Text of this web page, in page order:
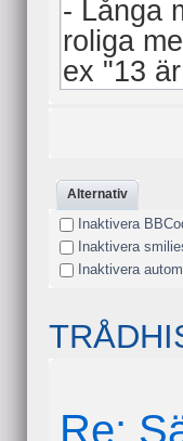
Alternativ
Inaktivera
Inaktivera
Inaktivera
Re: